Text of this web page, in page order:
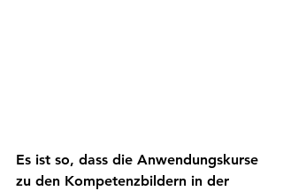
Es ist so, dass die Anwendungskurse
zu den Kompetenzbildern in der